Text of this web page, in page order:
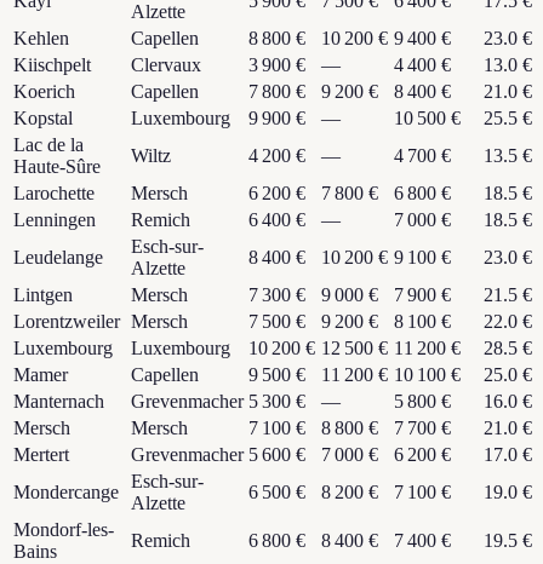
Alzette
Kehlen
Capellen 8 800 € 10 200 € 9 400 €
23.0 €
Kiischpelt
Clervaux 3 900 € — 4 400 €
13.0 €
Koerich
Capellen 7 800 € 9 200 € 8 400 €
21.0 €
Kopstal
Luxembourg 9 900 € — 10 500 €
25.5 €
Lac de la
Haute-Sûre
Wiltz 4 200 € — 4 700 €
13.5 €
Larochette
Mersch 6 200 € 7 800 € 6 800 €
18.5 €
Lenningen
Remich 6 400 € — 7 000 €
18.5 €
Leudelange
Esch-sur-
Alzette
8 400 € 10 200 € 9 100 €
23.0 €
Lintgen
Mersch 7 300 € 9 000 € 7 900 €
21.5 €
Lorentzweiler Mersch 7 500 € 9 200 € 8 100 €
22.0 €
Luxembourg
Luxembourg 10 200 € 12 500 € 11 200 €
28.5 €
Mamer
Capellen 9 500 € 11 200 € 10 100 €
25.0 €
Manternach
Grevenmacher 5 300 € — 5 800 €
16.0 €
Mersch
Mersch 7 100 € 8 800 € 7 700 €
21.0 €
Mertert
Grevenmacher 5 600 € 7 000 € 6 200 €
17.0 €
Mondercange
Esch-sur-
Alzette
6 500 € 8 200 € 7 100 €
19.0 €
Mondorf-les-
Bains
Remich 6 800 € 8 400 € 7 400 €
19.5 €